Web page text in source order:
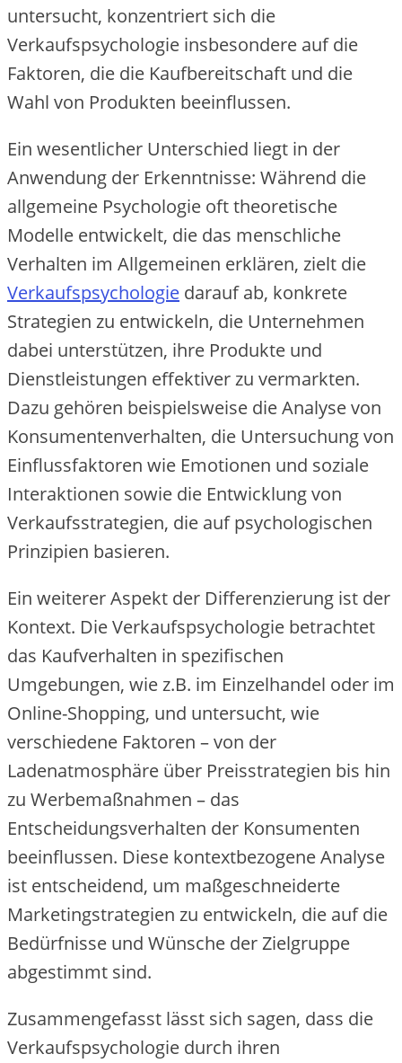
untersucht, konzentriert sich die
Verkaufspsychologie insbesondere auf die
Faktoren, die die Kaufbereitschaft und die
Wahl von Produkten beeinflussen.
Ein wesentlicher Unterschied liegt in der
Anwendung der Erkenntnisse: Während die
allgemeine Psychologie oft theoretische
Modelle entwickelt, die das menschliche
Verhalten im Allgemeinen erklären, zielt die
Verkaufspsychologie darauf ab, konkrete
Strategien zu entwickeln, die Unternehmen
dabei unterstützen, ihre Produkte und
Dienstleistungen effektiver zu vermarkten.
Dazu gehören beispielsweise die Analyse von
Konsumentenverhalten, die Untersuchung von
Einflussfaktoren wie Emotionen und soziale
Interaktionen sowie die Entwicklung von
Verkaufsstrategien, die auf psychologischen
Prinzipien basieren.
Ein weiterer Aspekt der Differenzierung ist der
Kontext. Die Verkaufspsychologie betrachtet
das Kaufverhalten in spezifischen
Umgebungen, wie z.B. im Einzelhandel oder im
Online-Shopping, und untersucht, wie
verschiedene Faktoren – von der
Ladenatmosphäre über Preisstrategien bis hin
zu Werbemaßnahmen – das
Entscheidungsverhalten der Konsumenten
beeinflussen. Diese kontextbezogene Analyse
ist entscheidend, um maßgeschneiderte
Marketingstrategien zu entwickeln, die auf die
Bedürfnisse und Wünsche der Zielgruppe
abgestimmt sind.
Zusammengefasst lässt sich sagen, dass die
Verkaufspsychologie durch ihren